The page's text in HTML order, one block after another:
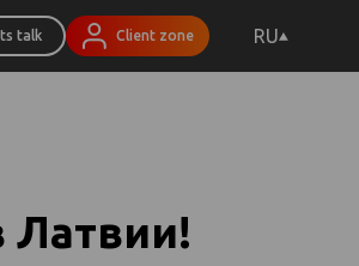
talk Client zone RU
Латвии!